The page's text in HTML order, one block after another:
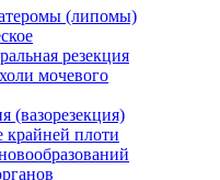
(липомы)
резекция
мочевого
(вазорезекция)
крайней плоти